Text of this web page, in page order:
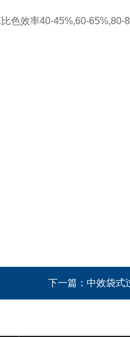
比色效率40-45%,60-65%,80-
下一篇： 中效袋式